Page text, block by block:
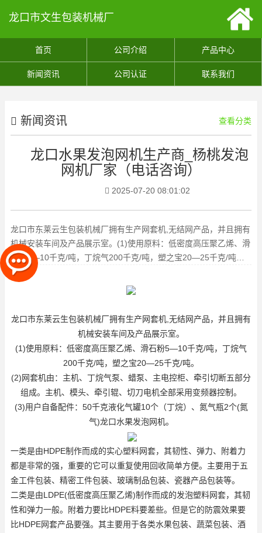
龙口市文生包装机械厂
首页 公司介绍 产品中心
新闻资讯 公司认证 联系我们
新闻资讯 查看分类
龙口水果发泡网机生产商_杨桃发泡
网机厂家（电话咨询）
2025-07-20 08:01:02
龙口市东莱云生包装机械厂拥有生产网套机,无结网产品，并且拥有
机械安装车间及产品展示室。(1)使用原料：低密度高压聚乙烯、滑
石粉5—10千克/吨，丁烷气200千克/吨，塑之宝20—25千克/吨。
(2)网
龙口市东莱云生包装机械厂拥有生产网套机,无结网产品，并且拥有
机械安装车间及产品展示室。
(1)使用原料：低密度高压聚乙烯、滑石粉5—10千克/吨，丁烷气
200千克/吨，塑之宝20—25千克/吨。
(2)网套机由：主机、丁烷气泵、蜡泵、主电控柜、牵引切断五部分
组成。主机、模头、牵引辊、切刀电机全部采用变频器控制。
(3)用户自备配件：50千克液化气罐10个（丁烷）、氮气瓶2个(氮
气)龙口水果发泡网机。
一类是由HDPE制作而成的实心塑料网套，其韧性、弹力、附着力
都是非常的强，重要的它可以重复使用回收简单方便。主要用于五
金工件包装、精密工件包装、玻璃制品包装、瓷器产品包装等。
二类是由LDPE(低密度高压聚乙烯)制作而成的发泡塑料网套，其韧
性和弹力一般。附着力要比HDPE料要差些。但是它的防震效果要
比HDPE网套产品要强。其主要用于各类水果包装、蔬菜包装、酒